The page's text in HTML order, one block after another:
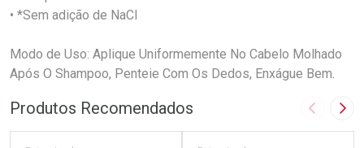
• *Sem adição de NaCl
Modo de Uso: Aplique Uniformemente No Cabelo Molhado
Após O Shampoo, Penteie Com Os Dedos, Enxágue Bem.
Produtos Recomendados Imagem